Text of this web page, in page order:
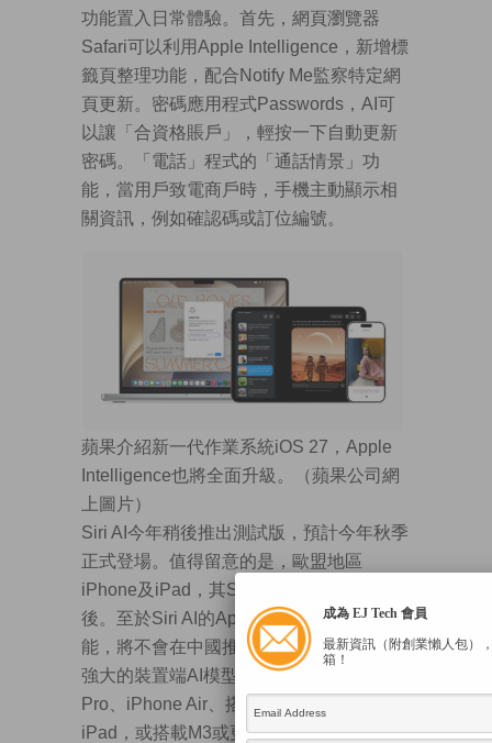
功能置入日常體驗。首先，網頁瀏覽器
Safari可以利用Apple Intelligence，新增標
籤頁整理功能，配合Notify Me監察特定網
頁更新。密碼應用程式Passwords，AI可
以讓「合資格賬戶」，輕按一下自動更新
密碼。「電話」程式的「通話情景」功
能，當用戶致電商戶時，手機主動顯示相
關資訊，例如確認碼或訂位編號。
蘋果介紹新一代作業系統iOS 27，Apple
Intelligence也將全面升級。（蘋果公司網
上圖片）
Siri AI今年稍後推出測試版，預計今年秋季
正式登場。值得留意的是，歐盟地區
iPhone及iPad，其Siri AI功能將無限期延
後。至於Siri AI的Apple Intelligence新功
能，將不會在中國推出。蘋果表示，其最
強大的裝置端AI模型，需要iPhone 17
Pro、iPhone Air、搭載M4或更新晶片的
iPad，或搭載M3或更新晶片的Mac，所有
成為 EJ Tech 會員
最新資訊（附創業懶人包）
箱！